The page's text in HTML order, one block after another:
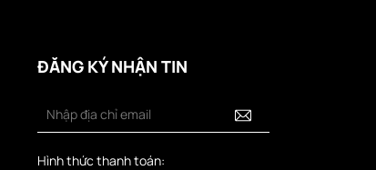
ĐĂNG KÝ NHẬN TIN
Hình thức thanh toán: